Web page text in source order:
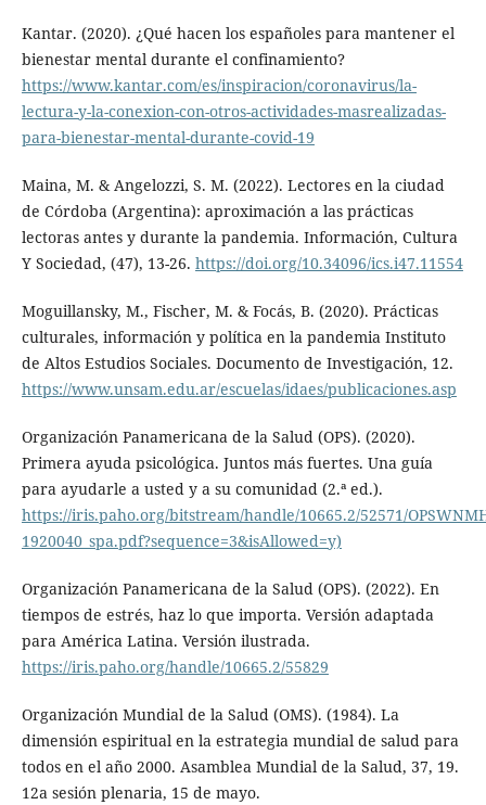
Kantar. (2020). ¿Qué hacen los españoles para mantener el
bienestar mental durante el confinamiento?
https://www.kantar.com/es/inspiracion/coronavirus/la-
lectura-y-la-conexion-con-otros-actividades-masrealizadas-
para-bienestar-mental-durante-covid-19
Maina, M. & Angelozzi, S. M. (2022). Lectores en la ciudad
de Córdoba (Argentina): aproximación a las prácticas
lectoras antes y durante la pandemia. Información, Cultura
Y Sociedad, (47), 13-26. https://doi.org/10.34096/ics.i47.11554
Moguillansky, M., Fischer, M. & Focás, B. (2020). Prácticas
culturales, información y política en la pandemia Instituto
de Altos Estudios Sociales. Documento de Investigación, 12.
https://www.unsam.edu.ar/escuelas/idaes/publicaciones.asp
Organización Panamericana de la Salud (OPS). (2020).
Primera ayuda psicológica. Juntos más fuertes. Una guía
para ayudarle a usted y a su comunidad (2.ª ed.).
https://iris.paho.org/bitstream/handle/10665.2/52571/
1920040_spa.pdf?sequence=3&isAllowed=y)
Organización Panamericana de la Salud (OPS). (2022). En
tiempos de estrés, haz lo que importa. Versión adaptada
para América Latina. Versión ilustrada.
https://iris.paho.org/handle/10665.2/55829
Organización Mundial de la Salud (OMS). (1984). La
dimensión espiritual en la estrategia mundial de salud para
todos en el año 2000. Asamblea Mundial de la Salud, 37, 19.
12a sesión plenaria, 15 de mayo.